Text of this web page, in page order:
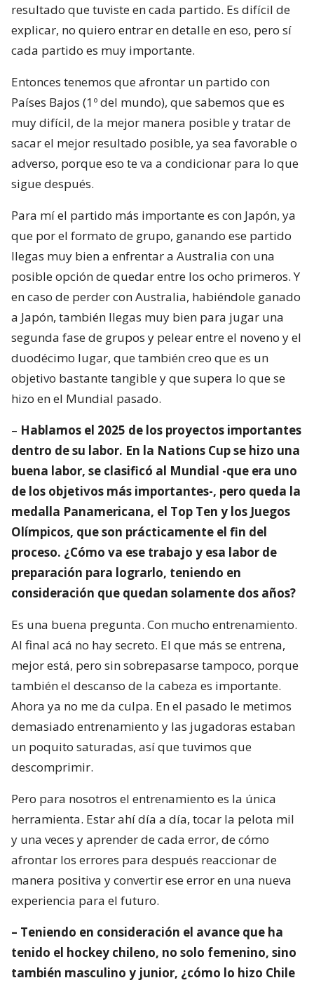
resultado que tuviste en cada partido. Es difícil de
explicar, no quiero entrar en detalle en eso, pero sí
cada partido es muy importante.
Entonces tenemos que afrontar un partido con
Países Bajos (1º del mundo), que sabemos que es
muy difícil, de la mejor manera posible y tratar de
sacar el mejor resultado posible, ya sea favorable o
adverso, porque eso te va a condicionar para lo que
sigue después.
Para mí el partido más importante es con Japón, ya
que por el formato de grupo, ganando ese partido
llegas muy bien a enfrentar a Australia con una
posible opción de quedar entre los ocho primeros. Y
en caso de perder con Australia, habiéndole ganado
a Japón, también llegas muy bien para jugar una
segunda fase de grupos y pelear entre el noveno y el
duodécimo lugar, que también creo que es un
objetivo bastante tangible y que supera lo que se
hizo en el Mundial pasado.
– Hablamos el 2025 de los proyectos importantes
dentro de su labor. En la Nations Cup se hizo una
buena labor, se clasificó al Mundial -que era uno
de los objetivos más importantes-, pero queda la
medalla Panamericana, el Top Ten y los Juegos
Olímpicos, que son prácticamente el fin del
proceso. ¿Cómo va ese trabajo y esa labor de
preparación para lograrlo, teniendo en
consideración que quedan solamente dos años?
Es una buena pregunta. Con mucho entrenamiento.
Al final acá no hay secreto. El que más se entrena,
mejor está, pero sin sobrepasarse tampoco, porque
también el descanso de la cabeza es importante.
Ahora ya no me da culpa. En el pasado le metimos
demasiado entrenamiento y las jugadoras estaban
un poquito saturadas, así que tuvimos que
descomprimir.
Pero para nosotros el entrenamiento es la única
herramienta. Estar ahí día a día, tocar la pelota mil
y una veces y aprender de cada error, de cómo
afrontar los errores para después reaccionar de
manera positiva y convertir ese error en una nueva
experiencia para el futuro.
– Teniendo en consideración el avance que ha
tenido el hockey chileno, no solo femenino, sino
también masculino y junior, ¿cómo lo hizo Chile